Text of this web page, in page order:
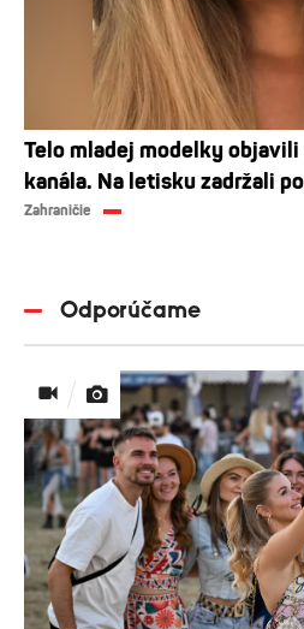
Telo mladej modelky
kanála. Na letisku zadržali
Zahraničie
Odporúčame